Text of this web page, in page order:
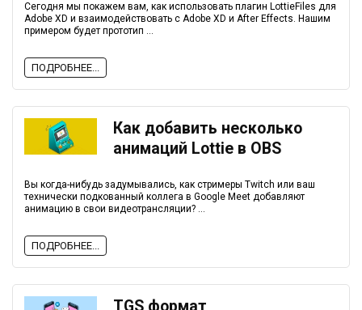
Сегодня мы покажем вам, как использовать плагин LottieFiles для
Adobe XD и взаимодействовать с Adobe XD и After Effects. Нашим
примером будет прототип ...
ПОДРОБНЕЕ...
Как добавить несколько
анимаций Lottie в OBS
Вы когда-нибудь задумывались, как стримеры Twitch или ваш
технически подкованный коллега в Google Meet добавляют
анимацию в свои видеотрансляции? ...
ПОДРОБНЕЕ...